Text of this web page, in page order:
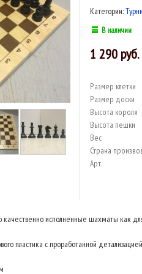
Категории:
В наличии
1 290
Размер клетки
Размер доски
Высота короля
Высота пешки
Вес
Страна
Арт.
исполненные шахматы как
пластика с проработанной